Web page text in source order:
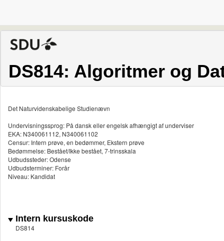
DS814: Algoritmer og
Det Naturvidenskabelige Studienævn
Undervisningssprog: På dansk eller engelsk afhængigt af underviser
EKA: N340061112, N340061102
Censur: Intern prøve, en bedømmer, Ekstern prøve
Bedømmelse: Bestået/Ikke bestået, 7-trinsskala
Udbudssteder: Odense
Udbudsterminer: Forår
Niveau: Kandidat
Intern kursuskode
DS814